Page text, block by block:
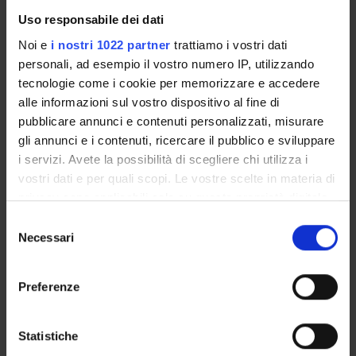
Uso responsabile dei dati
Noi e i nostri 1022 partner trattiamo i vostri dati
personali, ad esempio il vostro numero IP, utilizzando
tecnologie come i cookie per memorizzare e accedere
alle informazioni sul vostro dispositivo al fine di
pubblicare annunci e contenuti personalizzati, misurare
gli annunci e i contenuti, ricercare il pubblico e sviluppare
i servizi. Avete la possibilità di scegliere chi utilizza i
vostri dati e per quali scopi. Le vostre scelte in materia di
privacy sono applicabili solo su questa proprietà digitale
modificare o revocare il proprio consenso in qualsiasi
momento dalla Dichiarazione sui cookie o facendo clic
raccogliere informazioni sulla tua posizione
geografica, con un'approssimazione di qualche
delNecessari
Preferenze
Statistiche
Gabriella Pelloni
Associate Professor
Isolde Schiffermuller
Full Professor
RESEARCH AREAS INVOLVED IN THE PROJECT
Letterature tedesca e austriaca
PUBLICATIONS
Benjamins Traum vom Lesen Schiffermuller, Isolde 2016